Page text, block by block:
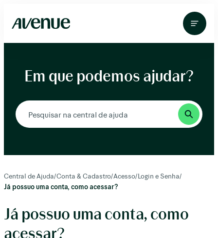
para
conteúdo
Em que podemos ajudar?
Central de Ajuda/Conta & Cadastro/Acesso/Login e Senha/
Já possuo uma conta, como acessar?
Já possuo uma conta, como
acessar?